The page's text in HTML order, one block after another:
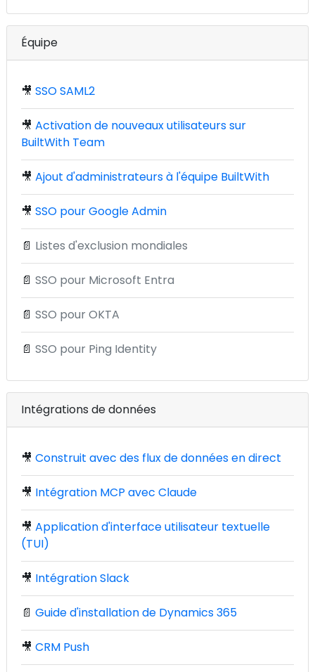
Équipe
🎥 SSO SAML2
🎥 Activation de nouveaux utilisateurs sur
BuiltWith Team
🎥 Ajout d'administrateurs à l'équipe BuiltWith
🎥 SSO pour Google Admin
📄 Listes d'exclusion mondiales
📄 SSO pour Microsoft Entra
📄 SSO pour OKTA
📄 SSO pour Ping Identity
Intégrations de données
🎥 Construit avec des flux de données en direct
🎥 Intégration MCP avec Claude
🎥 Application d'interface utilisateur textuelle
(TUI)
🎥 Intégration Slack
📄 Guide d'installation de Dynamics 365
🎥 CRM Push